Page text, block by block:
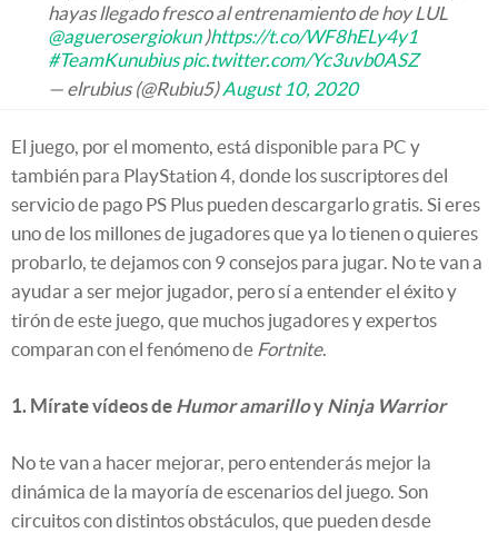
hayas llegado fresco al entrenamiento de hoy LUL
@aguerosergiokun)https://t.co/WF8hELy4y1
#TeamKunubius pic.twitter.com/Yc3uvb0ASZ
— elrubius (@Rubiu5)August 10, 2020
El juego, por el momento, está disponible para PC y
también para PlayStation 4, donde los suscriptores del
servicio de pago PS Plus pueden descargarlo gratis. Si eres
uno de los millones de jugadores que ya lo tienen o quieres
probarlo, te dejamos con 9 consejos para jugar. No te van a
ayudar a ser mejor jugador, pero sí a entender el éxito y
tirón de este juego, que muchos jugadores y expertos
comparan con el fenómeno de Fortnite.
1. Mírate vídeos de Humor amarilloy Ninja Warrior
No te van a hacer mejorar, pero entenderás mejor la
dinámica de la mayoría de escenarios del juego. Son
circuitos con distintos obstáculos, que pueden desde